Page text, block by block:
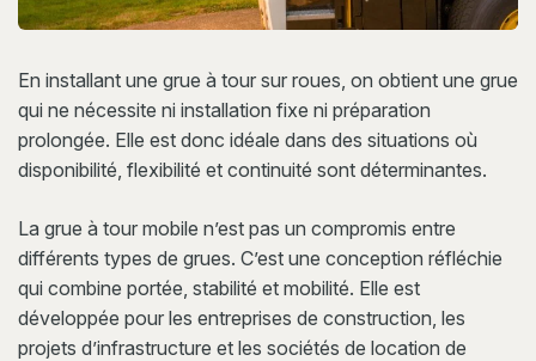
En installant une grue à tour sur roues, on obtient une grue
qui ne nécessite ni installation fixe ni préparation
prolongée. Elle est donc idéale dans des situations où
disponibilité, flexibilité et continuité sont déterminantes.
La grue à tour mobile n’est pas un compromis entre
différents types de grues. C’est une conception réfléchie
qui combine portée, stabilité et mobilité. Elle est
développée pour les entreprises de construction, les
projets d’infrastructure et les sociétés de location de